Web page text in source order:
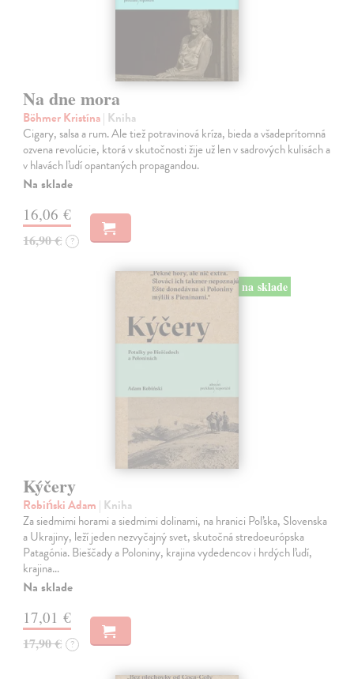
Na dne mora
Böhmer Kristína| Kniha
Cigary, salsa a rum. Ale tiež potravinová kríza, bieda a všadeprítomná
ozvena revolúcie, ktorá v skutočnosti žije už len v sadrových kulisách a
v hlavách ľudí opantaných propagandou.
Na sklade
16,06 €
16,90 € ?
na sklade
Kýčery
Robiński Adam | Kniha
Za siedmimi horami a siedmimi dolinami, na hranici Poľska, Slovenska
a Ukrajiny, leží jeden nezvyčajný svet, skutočná stredoeurópska
Patagónia. Bieščady a Poloniny, krajina vydedencov i hrdých ľudí,
krajina…
Na sklade
17,01 €
17,90 € ?